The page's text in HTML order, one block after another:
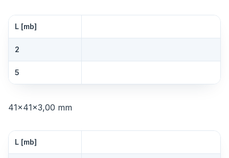
L [mb]
2
5
41×41×3,00 mm
L [mb]